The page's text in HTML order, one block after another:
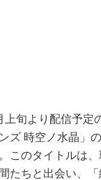
旬より配信予定
ズ 時空ノ水晶」
このタイトルは
たちと出会い、